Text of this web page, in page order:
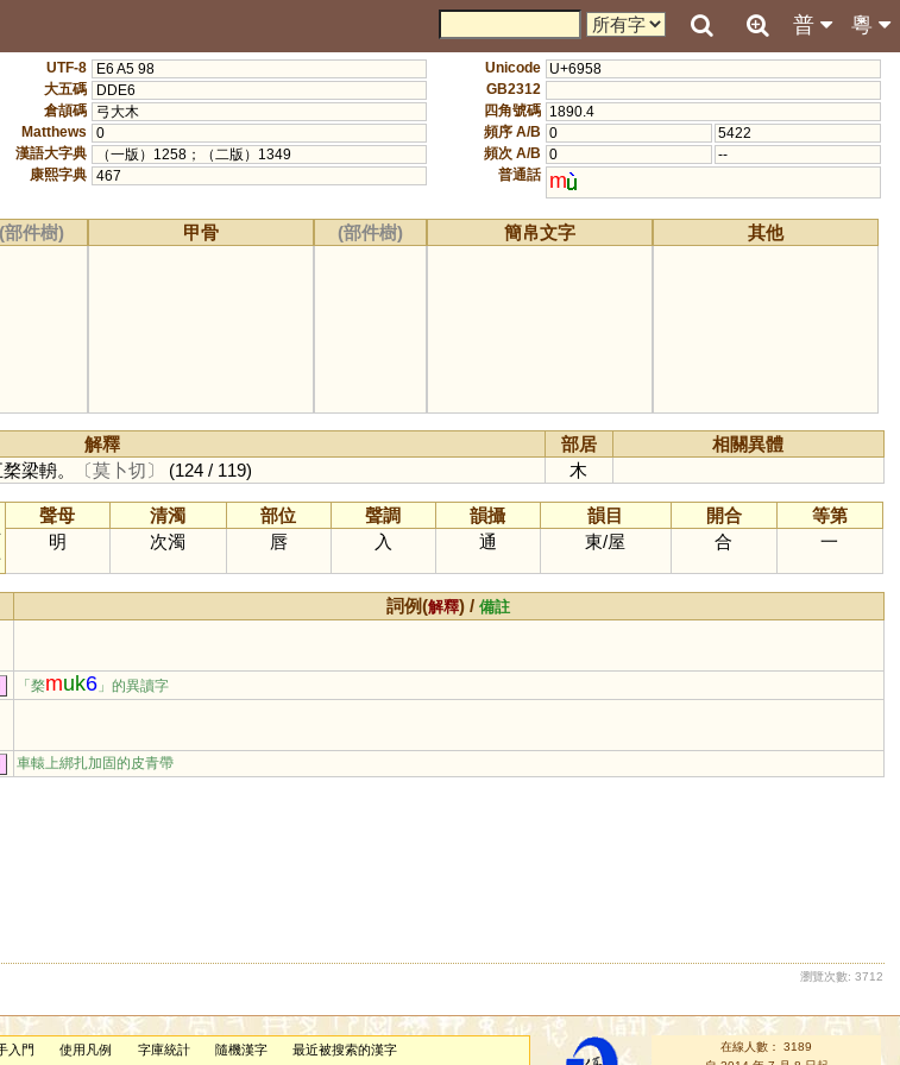
粵
普
UTF-8
E6 A5 98
大五碼
DDE6
倉頡碼
弓大木
Matthews
0
漢語大字典
（一版）1258；（二版）1349
康熙字典 467
Unicode U+6958
GB2312
四角號碼 1890.4
頻序 A/B 0
5422
頻次 A/B 0
--
普通話 m
(部件樹) 甲骨 (部件樹) 簡帛文字 其他
解釋 部居
相關異體
梁輈。 〔莫卜切〕 (124 / 119) 木
聲母 清濁 部位 聲調 韻攝 韻目 開合
等第
明
次濁 唇 入 通 東/屋 合 一
詞例(解釋) /備註
「楘muk6 」的異讀字
車轅上綁扎加固的皮青帶
瀏覽次數: 3712
入門 使用凡例 字庫統計 隨機漢字 最近被搜索的漢字
在線人數： 3189